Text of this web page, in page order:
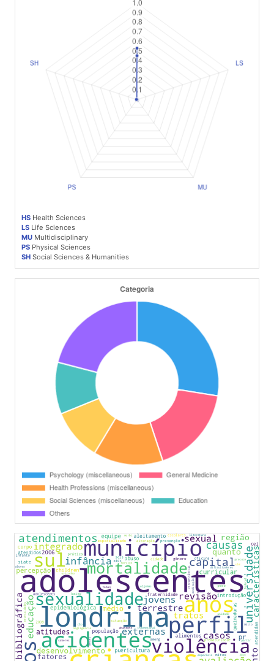
HS Health Sciences
LS Life Sciences
MU Multidisciplinary
PS Physical Sciences
SH Social Sciences & Humanities